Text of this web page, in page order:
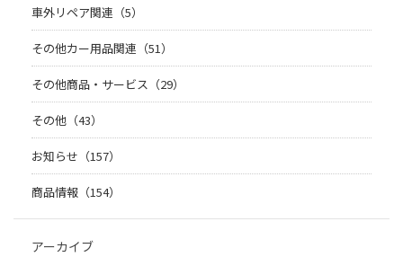
車外リペア関連（5）
その他カー用品関連（51）
その他商品・サービス（29）
その他（43）
お知らせ（157）
商品情報（154）
アーカイブ